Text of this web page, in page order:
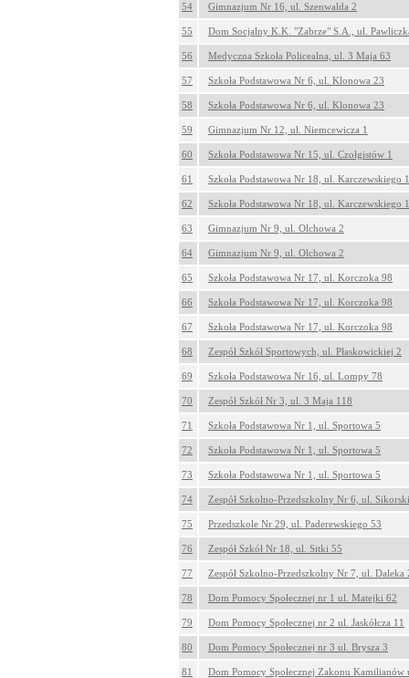
54 Gimnazjum Nr 16, ul. Szenwalda 2
55 Dom Socjalny K.K. "Zabrze" S.A., ul.
56 Medyczna Szkoła Policealna, ul. 3 Maja 63
57 Szkoła Podstawowa Nr 6, ul. Klonowa 23
58 Szkoła Podstawowa Nr 6, ul. Klonowa 23
59 Gimnazjum Nr 12, ul. Niemcewicza 1
60 Szkoła Podstawowa Nr 15, ul. Czołgistów 1
61 Szkoła Podstawowa Nr 18, ul. Karczewskiego
62 Szkoła Podstawowa Nr 18, ul. Karczewskiego
63 Gimnazjum Nr 9, ul. Olchowa 2
64 Gimnazjum Nr 9, ul. Olchowa 2
65 Szkoła Podstawowa Nr 17, ul. Korczoka 98
66 Szkoła Podstawowa Nr 17, ul. Korczoka 98
67 Szkoła Podstawowa Nr 17, ul. Korczoka 98
68 Zespół Szkół Sportowych, ul. Płaskowickiej 2
69 Szkoła Podstawowa Nr 16, ul. Lompy 78
70 Zespół Szkół Nr 3, ul. 3 Maja 118
71 Szkoła Podstawowa Nr 1, ul. Sportowa 5
72 Szkoła Podstawowa Nr 1, ul. Sportowa 5
73 Szkoła Podstawowa Nr 1, ul. Sportowa 5
74 Zespół Szkolno-Przedszkolny Nr 6, ul.
75 Przedszkole Nr 29, ul. Paderewskiego 53
76 Zespół Szkół Nr 18, ul. Sitki 55
77 Zespół Szkolno-Przedszkolny Nr 7, ul. Daleka
78 Dom Pomocy Społecznej nr 1 ul. Matejki 62
79 Dom Pomocy Społecznej nr 2 ul. Jaskółcza 11
80 Dom Pomocy Społecznej nr 3 ul. Brysza 3
81 Dom Pomocy Społecznej Zakonu Kamilianów